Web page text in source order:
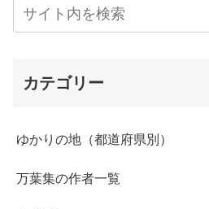
カテゴリー
ゆかりの地（都道府県別）
万葉集の作者一覧